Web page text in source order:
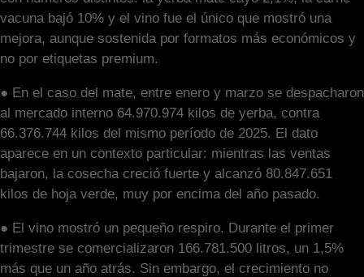
vacuna bajó 10% y el vino fue el único que mostró una
mejora, aunque sostenida por formatos más económicos y
no por etiquetas premium.
● En el caso del mate, entre enero y marzo se despacharon
al mercado interno 64.970.974 kilos de yerba, contra
66.376.744 kilos del mismo período de 2025. El dato
aparece en un contexto particular: mientras las ventas
bajaron, la cosecha creció fuerte y alcanzó 80.847.651
kilos de hoja verde, muy por encima del año pasado.
● El vino mostró un pequeño respiro. Durante el primer
trimestre se comercializaron 166.781.500 litros, un 1,5%
más que un año atrás. Sin embargo, el crecimiento no